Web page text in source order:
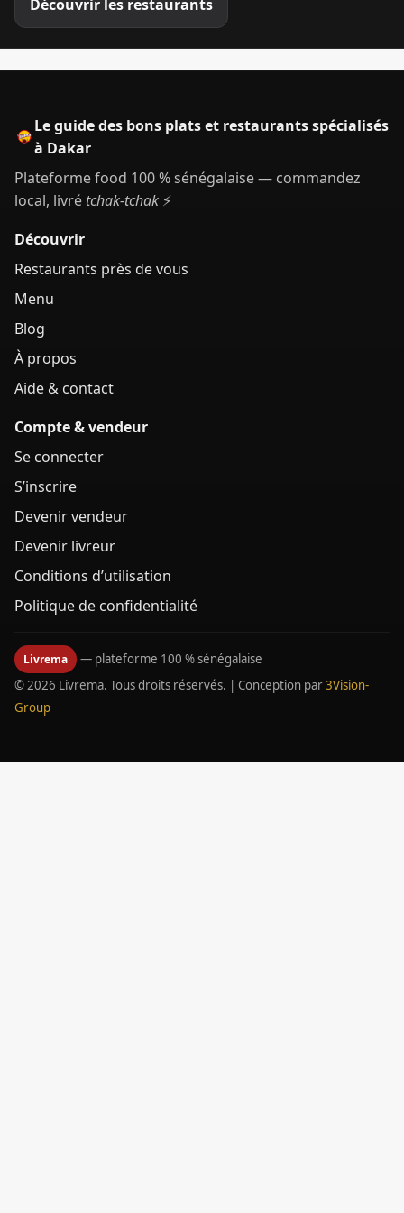
Découvrir les restaurants
Le guide des bons plats et restaurants spécialisés
à Dakar
Plateforme food 100 % sénégalaise — commandez
local, livré tchak-tchak ⚡
Découvrir
Restaurants près de vous
Menu
Blog
À propos
Aide & contact
Compte & vendeur
Se connecter
S’inscrire
Devenir vendeur
Devenir livreur
Conditions d’utilisation
Politique de confidentialité
Livrema
— plateforme 100 % sénégalaise
© 2026 Livrema. Tous droits réservés. | Conception par3Vision-
Group